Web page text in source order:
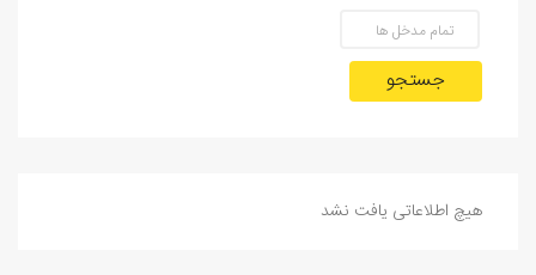
جستجو
هیچ اطلاعاتی یافت نشد